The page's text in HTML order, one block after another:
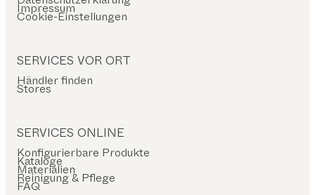
Impressum
Cookie-Einstellungen
SERVICES VOR ORT
Händler finden
Stores
SERVICES ONLINE
Konfigurierbare Produkte
Kataloge
Materialien
Reinigung & Pflege
FAQ